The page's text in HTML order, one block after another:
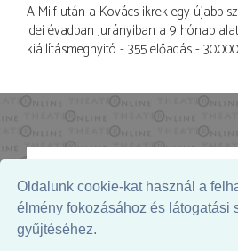
Oldalunk cookie-kat használ a
élmény fokozásához és látogatási
gyűjtéséhez.
A Milf után a Kovács ikrek egy újabb
idei évadban Jurányiban a 9 hónap
kiállításmegnyitó - 355 előadás -
Az oldal megjelenését támogatja: